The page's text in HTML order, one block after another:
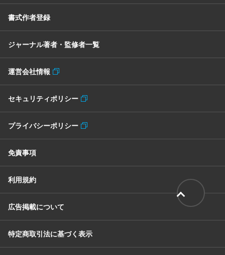
書式作者登録
ジャーナル著者・監修者一覧
運営会社情報
セキュリティポリシー
プライバシーポリシー
免責事項
利用規約
広告掲載について
特定商取引法に基づく表示